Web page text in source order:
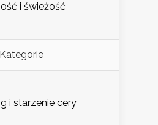
i świeżość
Kategorie
i starzenie cery